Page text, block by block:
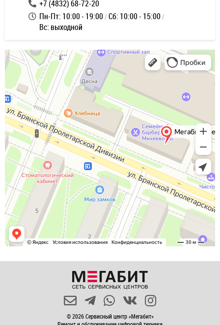
+7 (4832) 68-72-20
Пн-Пт: 10:00 - 19:00 Сб: 10:00 - 15:00
Вс: выходной
© 2026 Сервисный центр «Мегабит»